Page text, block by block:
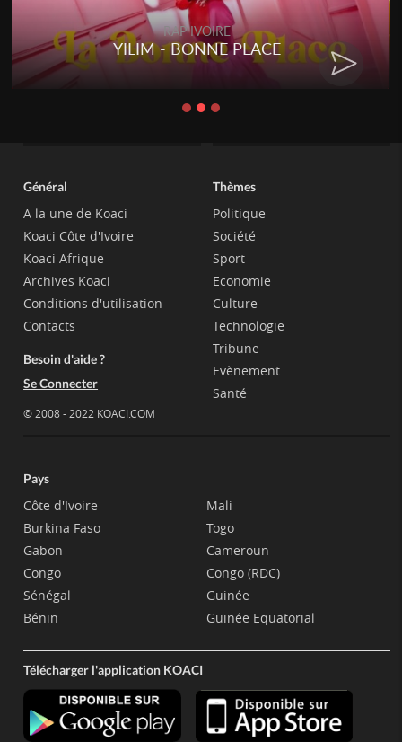
RAP IVOIRE
YILIM - BONNE PLACE
Général
A la une de Koaci
Koaci Côte d'Ivoire
Koaci Afrique
Archives Koaci
Conditions d'utilisation
Contacts
Besoin d'aide ?
Se Connecter
© 2008 - 2022 KOACI.COM
Thèmes
Politique
Société
Sport
Economie
Culture
Technologie
Tribune
Evènement
Santé
Pays
Côte d'Ivoire
Burkina Faso
Gabon
Congo
Sénégal
Bénin
Mali
Togo
Cameroun
Congo (RDC)
Guinée
Guinée Equatorial
Télécharger l'application KOACI